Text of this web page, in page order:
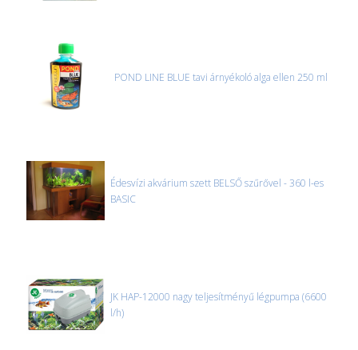
POND LINE BLUE tavi árnyékoló alga ellen 250 ml
Édesvízi akvárium szett BELSŐ szűrővel - 360 l-es
BASIC
JK HAP-12000 nagy teljesítményű légpumpa (6600
l/h)